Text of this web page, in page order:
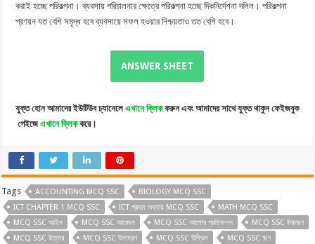
করাই হচ্ছে পরিকল্পনা। ব্যবসায় পরিচালনার ক্ষেত্রে পরিকল্পনা হচ্ছে দিকনির্দেশনা দলিল। পরিকল্পনা
প্রণয়ন যত বেশি সমৃদ্ধ হবে ব্যবসায়ে সফল হওয়ার নিশ্চয়তাও তত বেশি হবে।
ANSWER SHEET
যুক্ত হোন আমাদের ইউটিউব চ্যানেলে এখানে ক্লিক করুন এবং আমাদের সাথে যুক্ত থাকুন ফেইজবুক
পেইজে এখানে ক্লিক করে।
Tags ACCOUNTING MCQ SSC
BIOLOGY MCQ SSC
ICT CHAPTER 1 MCQ SSC
ICT প্রথম অধ্যায় MCQ SSC
MATH MCQ SSC
MCQ SSC আইন
MCQ SSC আবেদন MCQ SSC আলোর প্রতিফলন
MCQ SSC উচ্চারণ
MCQ SSC উত্তর
MCQ SSC উদাহরণ MCQ SSC উদ্ভিদ
MCQ SSC ঋণ